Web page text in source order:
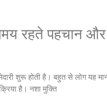
रहते पहचान
शुरू होती है। बहुत से लोग यह
है। नशा मुक्ति